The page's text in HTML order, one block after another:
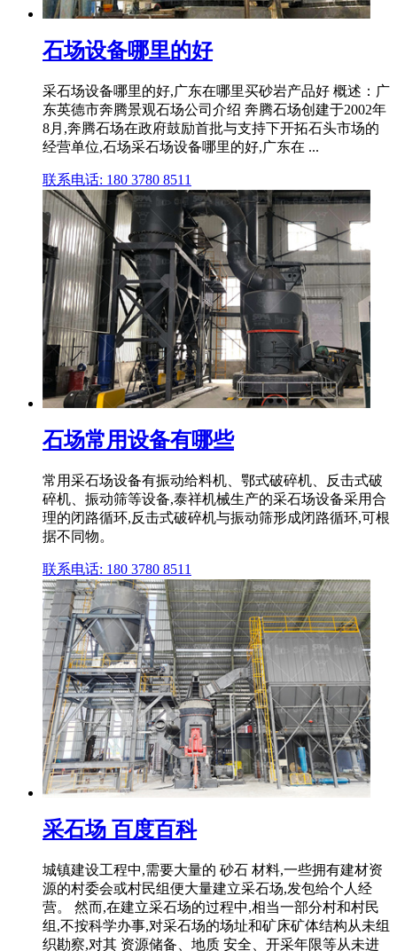
石场设备哪里的好
采石场设备哪里的好,广东在哪里买砂岩产品好 概述：广
东英德市奔腾景观石场公司介绍 奔腾石场创建于2002年
8月,奔腾石场在政府鼓励首批与支持下开拓石头市场的
经营单位,石场采石场设备哪里的好,广东在 ...
联系电话: 180 3780 8511
石场常用设备有哪些
常用采石场设备有振动给料机、鄂式破碎机、反击式破
碎机、振动筛等设备,泰祥机械生产的采石场设备采用合
理的闭路循环,反击式破碎机与振动筛形成闭路循环,可根
据不同物。
联系电话: 180 3780 8511
采石场 百度百科
城镇建设工程中,需要大量的 砂石 材料,一些拥有建材资
源的村委会或村民组便大量建立采石场,发包给个人经
营。 然而,在建立采石场的过程中,相当一部分村和村民
组,不按科学办事,对采石场的场址和矿床矿体结构从未组
织勘察,对其 资源储备、地质 安全、开采年限等从未进